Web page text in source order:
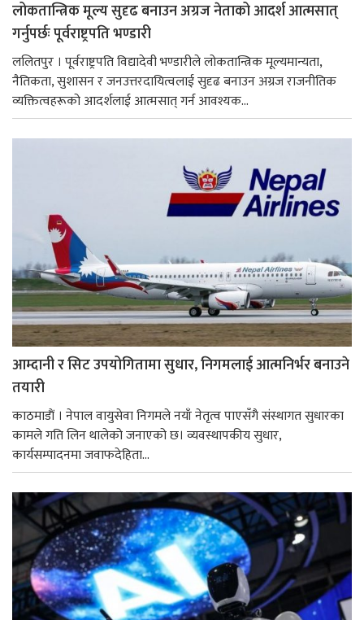
लोकतान्त्रिक मूल्य सुदृढ बनाउन अग्रज नेताको आदर्श आत्मसात्
गर्नुपर्छः पूर्वराष्ट्रपति भण्डारी
ललितपुर । पूर्वराष्ट्रपति विद्यादेवी भण्डारीले लोकतान्त्रिक मूल्यमान्यता,
नैतिकता, सुशासन र जनउत्तरदायित्वलाई सुदृढ बनाउन अग्रज राजनीतिक
व्यक्तित्वहरूको आदर्शलाई आत्मसात् गर्न आवश्यक...
आम्दानी र सिट उपयोगितामा सुधार, निगमलाई आत्मनिर्भर बनाउने
तयारी
काठमाडाैं । नेपाल वायुसेवा निगमले नयाँ नेतृत्व पाएसँगै संस्थागत सुधारका
कामले गति लिन थालेको जनाएको छ। व्यवस्थापकीय सुधार,
कार्यसम्पादनमा जवाफदेहिता...